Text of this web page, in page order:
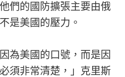
們的國防擴張主要由俄
是美國的壓力。
為美國的口號，而是因
須非常清楚，」克里斯